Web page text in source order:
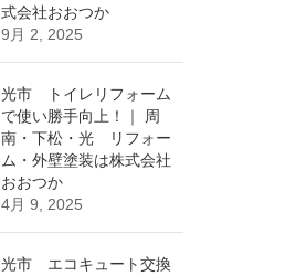
式会社おおつか
9月 2, 2025
光市 トイレリフォーム
で使い勝手向上！｜ 周
南・下松・光 リフォー
ム・外壁塗装は株式会社
おおつか
4月 9, 2025
光市 エコキュート交換